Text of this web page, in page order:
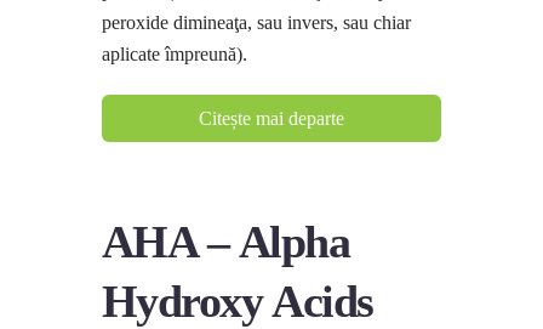
peroxide dimineaţa, sau invers, sau chiar
aplicate împreună).
Citește mai departe
AHA – Alpha
Hydroxy Acids